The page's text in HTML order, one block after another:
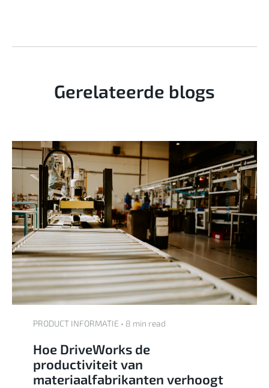
Gerelateerde blogs
PRODUCT INFORMATIE • 8 min read
Hoe DriveWorks de
productiviteit van
materiaalfabrikanten verhoogt